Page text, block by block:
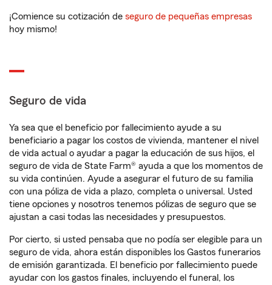
¡Comience su cotización de seguro de pequeñas empresas
hoy mismo!
Seguro de vida
Ya sea que el beneficio por fallecimiento ayude a su
beneficiario a pagar los costos de vivienda, mantener el nivel
de vida actual o ayudar a pagar la educación de sus hijos, el
seguro de vida de State Farm® ayuda a que los momentos de
su vida continúen. Ayude a asegurar el futuro de su familia
con una póliza de vida a plazo, completa o universal. Usted
tiene opciones y nosotros tenemos pólizas de seguro que se
ajustan a casi todas las necesidades y presupuestos.
Por cierto, si usted pensaba que no podía ser elegible para un
seguro de vida, ahora están disponibles los Gastos funerarios
de emisión garantizada. El beneficio por fallecimiento puede
ayudar con los gastos finales, incluyendo el funeral, los